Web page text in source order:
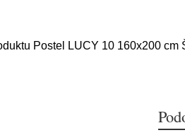
Postel LUCY 10 160x200 cm